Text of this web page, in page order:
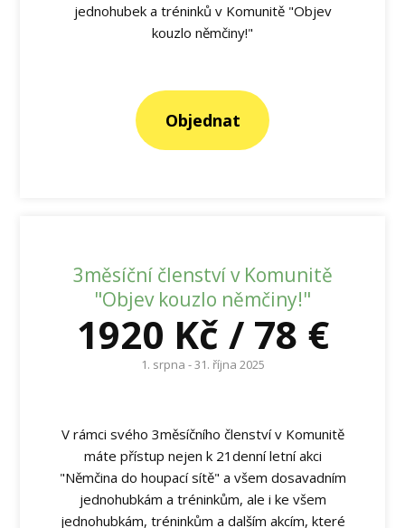
jednohubek a tréninků v Komunitě "Objev
kouzlo němčiny!"
Objednat
3měsíční členství v Komunitě
"Objev kouzlo němčiny!"
1920 Kč / 78 €
1. srpna - 31. října 2025
V rámci svého 3měsíčního členství v Komunitě
máte přístup nejen k 21denní letní akci
"Němčina do houpací sítě" a všem dosavadním
jednohubkám a tréninkům, ale i ke všem
jednohubkám, tréninkům a dalším akcím, které